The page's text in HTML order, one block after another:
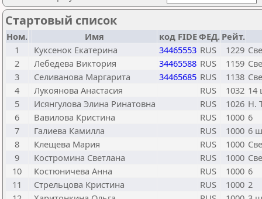
Стартовый список
Ном. Имя код FIDEФЕД. Рейт.
1
Куксенок Екатерина 34465553 RUS 1229
2
Лебедева Виктория 34465588 RUS 1159
3
Селиванова Маргарита 34465685 RUS 1138
4
Лукоянова Анастасия RUS 1032 14
5
Исянгулова Элина Ринатовна RUS 1026 Н.
6
Вавилова Кристина RUS 1000 6
7
Галиева Камилла RUS 1000 6
8
Клещева Мария RUS 1000
9
Костромина Светлана RUS 1000
10
Костюничева Анна RUS 1000 6
11
Стрельцова Кристина RUS 1000 2